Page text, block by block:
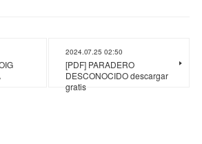
2024.07.25 02:50
[PDF] PARADERO
DESCONOCIDO descargar
gratis